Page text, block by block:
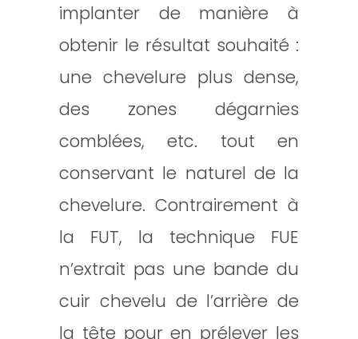
implanter de manière à
obtenir le résultat souhaité :
une chevelure plus dense,
des zones dégarnies
comblées, etc. tout en
conservant le naturel de la
chevelure. Contrairement à
la FUT, la technique FUE
n’extrait pas une bande du
cuir chevelu de l’arrière de
la tête pour en prélever les